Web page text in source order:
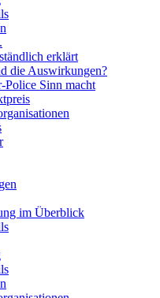
erklärt
die Auswirkungen?
Police Sinn macht
im Überblick